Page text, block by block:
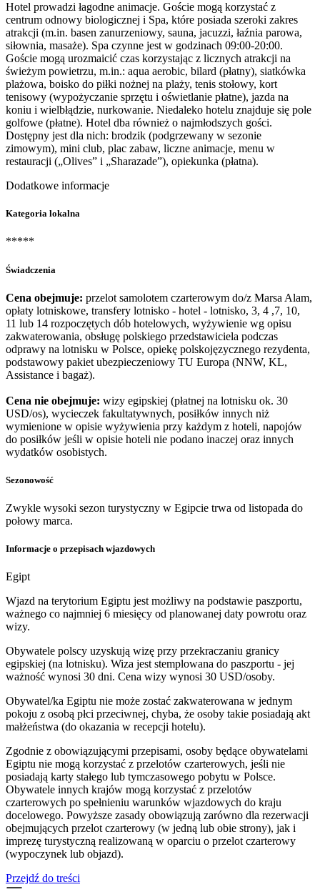
Hotel prowadzi łagodne animacje. Goście mogą korzystać z
centrum odnowy biologicznej i Spa, które posiada szeroki zakres
atrakcji (m.in. basen zanurzeniowy, sauna, jacuzzi, łaźnia parowa,
siłownia, masaże). Spa czynne jest w godzinach 09:00-20:00.
Goście mogą urozmaicić czas korzystając z licznych atrakcji na
świeżym powietrzu, m.in.: aqua aerobic, bilard (płatny), siatkówka
plażowa, boisko do piłki nożnej na plaży, tenis stołowy, kort
tenisowy (wypożyczanie sprzętu i oświetlanie płatne), jazda na
koniu i wielbłądzie, nurkowanie. Niedaleko hotelu znajduje się pole
golfowe (płatne). Hotel dba również o najmłodszych gości.
Dostępny jest dla nich: brodzik (podgrzewany w sezonie
zimowym), mini club, plac zabaw, liczne animacje, menu w
restauracji („Olives” i „Sharazade”), opiekunka (płatna).
Dodatkowe informacje
Kategoria lokalna
*****
Świadczenia
Cena obejmuje: przelot samolotem czarterowym do/z Marsa Alam,
opłaty lotniskowe, transfery lotnisko - hotel - lotnisko, 3, 4 ,7, 10,
11 lub 14 rozpoczętych dób hotelowych, wyżywienie wg opisu
zakwaterowania, obsługę polskiego przedstawiciela podczas
odprawy na lotnisku w Polsce, opiekę polskojęzycznego rezydenta,
podstawowy pakiet ubezpieczeniowy TU Europa (NNW, KL,
Assistance i bagaż).
Cena nie obejmuje: wizy egipskiej (płatnej na lotnisku ok. 30
USD/os), wycieczek fakultatywnych, posiłków innych niż
wymienione w opisie wyżywienia przy każdym z hoteli, napojów
do posiłków jeśli w opisie hoteli nie podano inaczej oraz innych
wydatków osobistych.
Sezonowość
Zwykle wysoki sezon turystyczny w Egipcie trwa od listopada do
połowy marca.
Informacje o przepisach wjazdowych
Egipt
Wjazd na terytorium Egiptu jest możliwy na podstawie paszportu,
ważnego co najmniej 6 miesięcy od planowanej daty powrotu oraz
wizy.
Obywatele polscy uzyskują wizę przy przekraczaniu granicy
egipskiej (na lotnisku). Wiza jest stemplowana do paszportu - jej
ważność wynosi 30 dni. Cena wizy wynosi 30 USD/osoby.
Obywatel/ka Egiptu nie może zostać zakwaterowana w jednym
pokoju z osobą płci przeciwnej, chyba, że osoby takie posiadają akt
małżeństwa (do okazania w recepcji hotelu).
Zgodnie z obowiązującymi przepisami, osoby będące obywatelami
Egiptu nie mogą korzystać z przelotów czarterowych, jeśli nie
posiadają karty stałego lub tymczasowego pobytu w Polsce.
Obywatele innych krajów mogą korzystać z przelotów
czarterowych po spełnieniu warunków wjazdowych do kraju
docelowego. Powyższe zasady obowiązują zarówno dla rezerwacji
obejmujących przelot czarterowy (w jedną lub obie strony), jak i
imprezę turystyczną realizowaną w oparciu o przelot czarterowy
(wypoczynek lub objazd).
Przejdź do treści